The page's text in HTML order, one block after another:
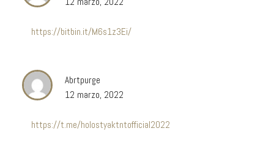
https://bitbin.it/M6s1z3Ei/
Abrtpurge
12 marzo, 2022
https://t.me/holostyaktntofficial2022